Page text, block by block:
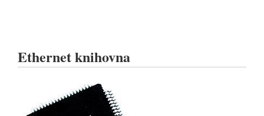
Ethernet knihovna